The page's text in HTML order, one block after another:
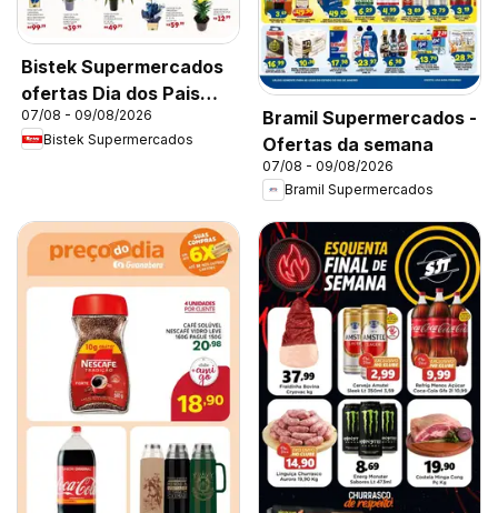
Bistek Supermercados
ofertas Dia dos Pais
Flores
07/08 - 09/08/2026
Bistek Supermercados
Bramil Supermercados -
Ofertas da semana
07/08 - 09/08/2026
Bramil Supermercados